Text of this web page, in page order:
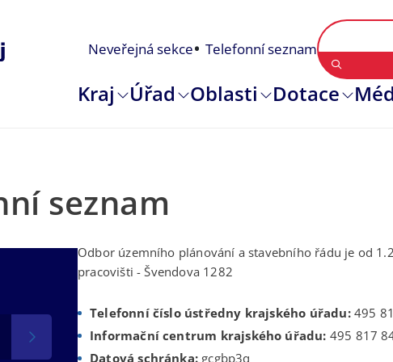
Neveřejná sekce Telefonní seznam
Kraj Úřad Oblasti Dotace
seznam
Odbor územního plánování a stavebního řádu je od
pracovišti - Švendova 1282
Telefonní číslo ústředny krajského úřadu:495
Informační centrum krajského úřadu: 495 817
Datová schránka: gcgbp3q